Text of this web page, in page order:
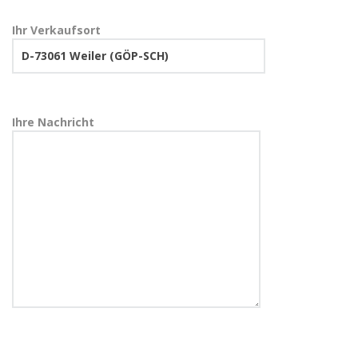
Ihr Verkaufsort
Ihre Nachricht